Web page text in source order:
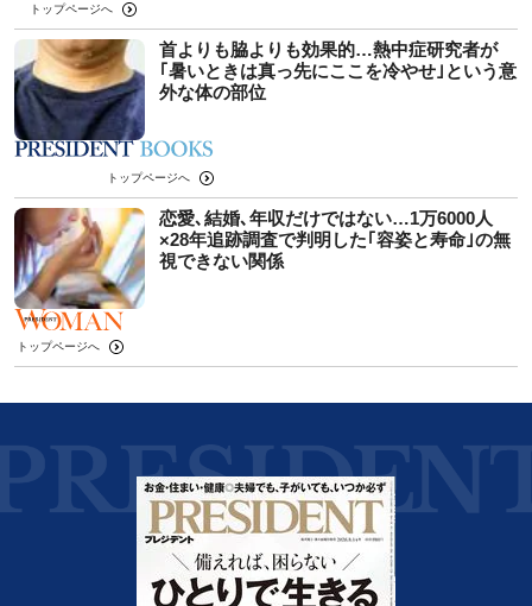
トップページへ
首よりも脇よりも効果的…熱中症研究者が
｢暑いときは真っ先にここを冷やせ｣という意
外な体の部位
トップページへ
恋愛､結婚､年収だけではない…1万6000人
×28年追跡調査で判明した｢容姿と寿命｣の無
視できない関係
トップページへ